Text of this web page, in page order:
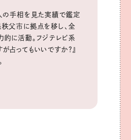
の手相を見た実績で鑑定
父市に拠点を移し、全
に活動。フジテレビ系
占ってもいいですか？』